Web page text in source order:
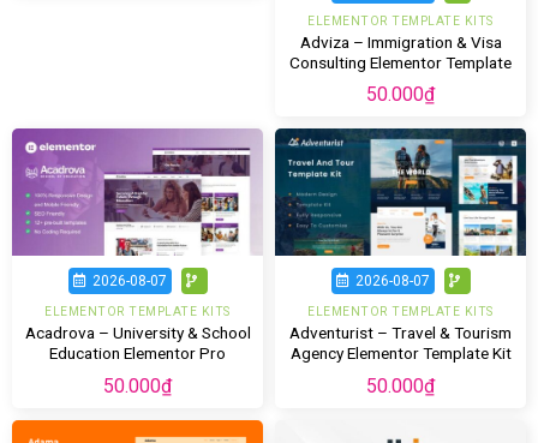
ELEMENTOR TEMPLATE KITS
Adviza – Immigration & Visa
Consulting Elementor Template
Kit
50.000₫
2026-08-07
ELEMENTOR TEMPLATE KITS
Acadrova – University & School
Education Elementor Pro
50.000₫
2026-08-07
ELEMENTOR TEMPLATE KITS
Adventurist – Travel & Tourism
Agency Elementor Template Kit
50.000₫